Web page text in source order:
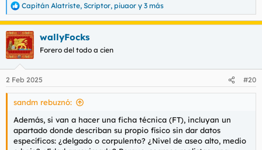
R
e
a
c
c
i
e
s
Capitán Alatriste, Scriptor, piuaor y 3 más
wallyFocks
Forero del todo a cien
2 Feb 2025 #20
sandm rebuznó:
Además, si van a hacer una ficha técnica (FT), incluyan un
apartado donde describan su propio físico sin dar datos
específicos: ¿delgado o corpulento? ¿Nivel de aseo alto, medio